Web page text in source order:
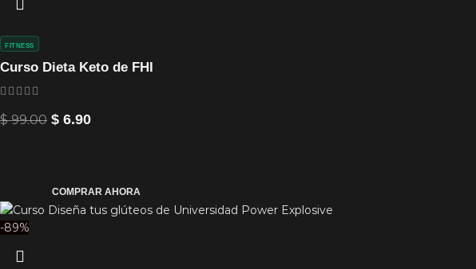
Curso Dieta Keto de FHI
FITNESS
$99.00 $ 6.90
COMPRAR AHORA
-89%